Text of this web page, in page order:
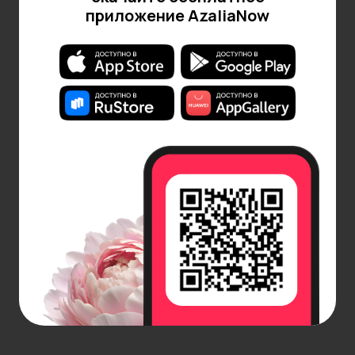
аромасвеча станет идеальным выбором
Таким образом, современные кремовые свечи —
это комбинация стильного дизайна, безопасных
материалов и актуального подхода к оформлению
пространства.
магазине AzaliaNow
Кремовые свечи — идеальный выбор для создания
уюта и стиля в вашем доме. В нашем каталоге вы
найдете восковые, ароматические, фигурные,
конические и контейнерные модели от
проверенных производителей. Мы предлагаем
изделия высокго качества с натуральными
компонентами и стильным дизайном — для
интерьера, украшения праздника или свадебного
оформления.
приложение AzaliaNow